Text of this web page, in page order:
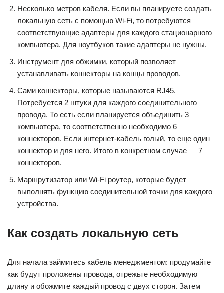
Несколько метров кабеля. Если вы планируете создать
локальную сеть с помощью Wi-Fi, то потребуются
соответствующие адаптеры для каждого стационарного
компьютера. Для ноутбуков такие адаптеры не нужны.
Инструмент для обжимки, который позволяет
устанавливать коннекторы на концы проводов.
Сами коннекторы, которые называются RJ45.
Потребуется 2 штуки для каждого соединительного
провода. То есть если планируется объединить 3
компьютера, то соответственно необходимо 6
коннекторов. Если интернет-кабель голый, то еще один
коннектор и для него. Итого в конкретном случае — 7
коннекторов.
Маршрутизатор или Wi-Fi роутер, которые будет
выполнять функцию соединительной точки для каждого
устройства.
Как создать локальную сеть
Для начала займитесь кабель менеджментом: продумайте
как будут проложены провода, отрежьте необходимую
длину и обожмите каждый провод с двух сторон. Затем